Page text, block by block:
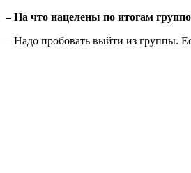
– На что нацелены по итогам
– Надо пробовать выйти из группы.